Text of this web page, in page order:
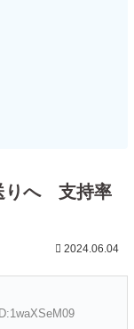
りへ 支持率
2024.06.04